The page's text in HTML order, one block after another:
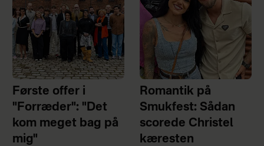
Første offer i
"Forræder": "Det
kom meget bag på
mig"
Romantik på
Smukfest: Sådan
scorede Christel
kæresten